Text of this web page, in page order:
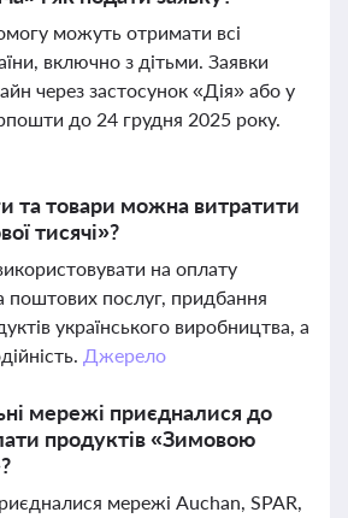
можуть отримати всі
включно з дітьми. Заявки
через застосунок «Дія» або у
до 24 грудня 2025 року.
та товари можна витратити
тисячі»?
на оплату
поштових послуг, придбання
українського виробництва, а
Джерело
мережі приєдналися до
продуктів «Зимовою
мережі Auchan, SPAR,